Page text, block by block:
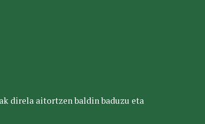
direla aitortzen baldin baduzu eta